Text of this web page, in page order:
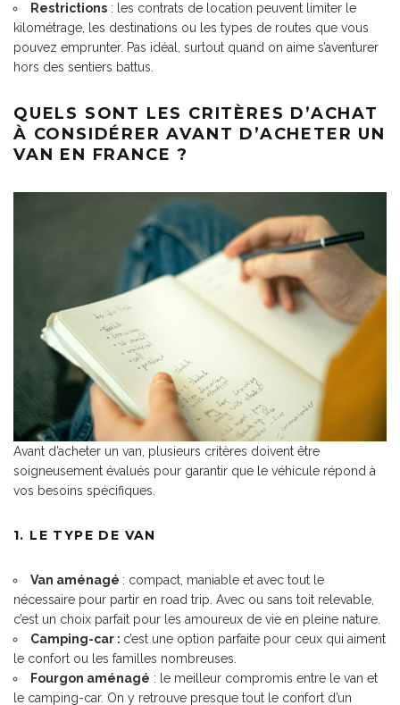
Restrictions : les contrats de location peuvent limiter le
kilométrage, les destinations ou les types de routes que vous
pouvez emprunter. Pas idéal, surtout quand on aime s’aventurer
hors des sentiers battus.
QUELS SONT LES CRITÈRES D’ACHAT
À CONSIDÉRER AVANT D’ACHETER UN
VAN EN FRANCE ?
Avant d’acheter un van, plusieurs critères doivent être
soigneusement évalués pour garantir que le véhicule répond à
vos besoins spécifiques.
1. LE TYPE DE VAN
Van aménagé : compact, maniable et avec tout le
nécessaire pour partir en road trip. Avec ou sans toit relevable,
c’est un choix parfait pour les amoureux de vie en pleine nature.
Camping-car : c’est une option parfaite pour ceux qui aiment
le confort ou les familles nombreuses.
Fourgon aménagé : le meilleur compromis entre le van et
le camping-car. On y retrouve presque tout le confort d’un